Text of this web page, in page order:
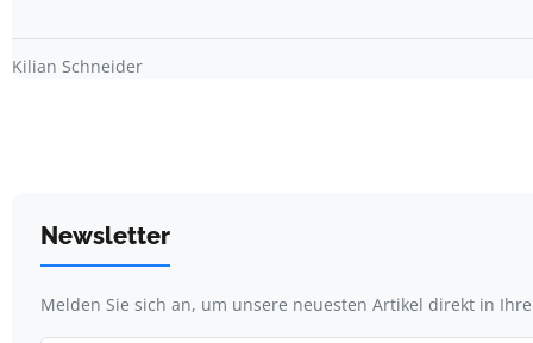
Kilian Schneider
Newsletter
Melden Sie sich an, um unsere neuesten Artikel direkt in